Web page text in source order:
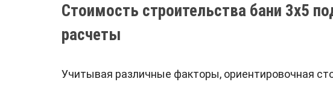
Стоимость строительства бани 3х5
расчеты
Учитывая различные факторы, ориентировочная